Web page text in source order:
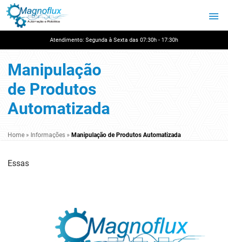
Atendimento: Segunda à Sexta das 07:30h - 17:30h
Manipulação
de Produtos
Automatizada
Home » Informações » Manipulação de Produtos Automatizada
Essas